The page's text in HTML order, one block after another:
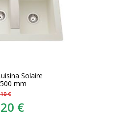
Solaire
mm
€
€